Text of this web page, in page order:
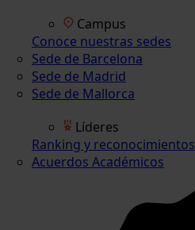
Campus
Conoce nuestras sedes
Sede de Barcelona
Sede de Madrid
Sede de Mallorca
Líderes
Ranking y reconocimientos
Acuerdos Académicos